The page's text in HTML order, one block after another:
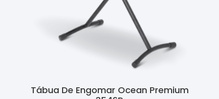
Tábua De Engomar Ocean Premium